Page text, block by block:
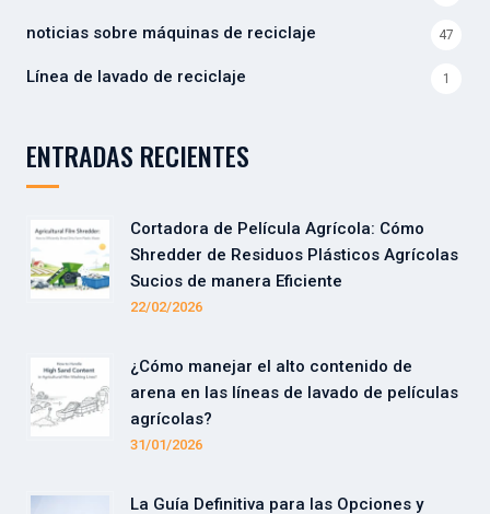
noticias sobre máquinas de reciclaje 47
Línea de lavado de reciclaje 1
ENTRADAS RECIENTES
Cortadora de Película Agrícola: Cómo
Shredder de Residuos Plásticos Agrícolas
Sucios de manera Eficiente
22/02/2026
¿Cómo manejar el alto contenido de
arena en las líneas de lavado de películas
agrícolas?
31/01/2026
La Guía Definitiva para las Opciones y